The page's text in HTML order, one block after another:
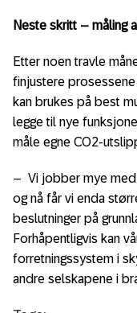
Neste skritt – måling
Etter noen travle
finjustere
kan brukes på best
legge til nye
måle egne CO2-
– Vi jobber mye
og nå får vi enda
beslutninger på
Forhåpentligvis kan
forretningssystem i
andre selskapene i